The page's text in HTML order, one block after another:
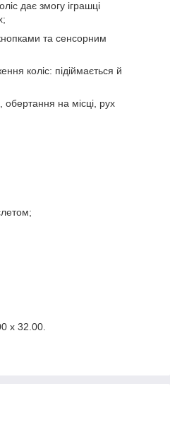
дає змогу іграшці
та сенсорним
коліс: підіймається й
обертання на місці, рух
x 32.00.